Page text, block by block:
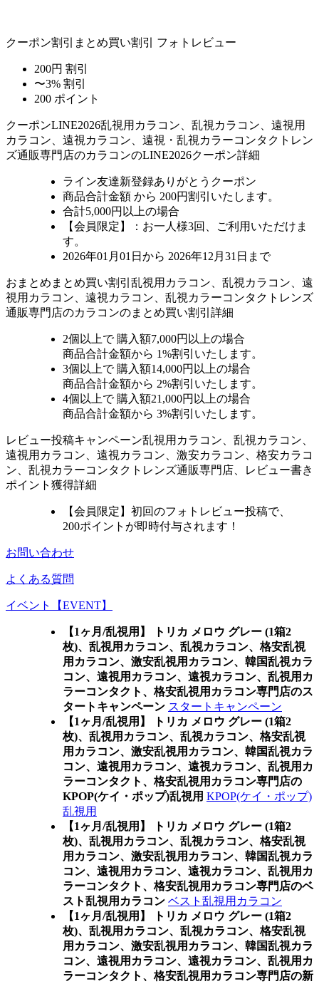
クーポン割引 まとめ買い割引 フォトレビュー
200円 割引
〜3% 割引
200 ポイント
クーポンLINE2026乱視用カラコン、乱視カラコン、遠視用
カラコン、遠視カラコン、遠視・乱視カラーコンタクトレン
ズ通販専門店のカラコンのLINE2026クーポン詳細
ライン友達新登録ありがとうクーポン
商品合計金額 から 200円割引 いたします。
合計5,000円以上の場合
【会員限定】：お一人様3回
、ご利用いただけま
す。
2026年01月01日から 2026年12月31日まで
おまとめ まとめ買い割引 乱視用カラコン、乱視カラコン、遠
視用カラコン、遠視カラコン、乱視カラーコンタクトレンズ
通販専門店のカラコンのまとめ買い割引詳細
2個 以上で 購入額7,000円以上の場合
商品合計金額から 1%割引いたします。
3個 以上で 購入額14,000円以上の場合
商品合計金額から 2%割引いたします。
4個 以上で 購入額21,000円以上の場合
商品合計金額から 3%割引いたします。
レビュー投稿キャンペーン乱視用カラコン、乱視カラコン、
遠視用カラコン、遠視カラコン、激安カラコン、格安カラコ
ン、乱視カラーコンタクトレンズ通販専門店、レビュー書き
ポイント獲得詳細
【会員限定】初回のフォトレビュー投稿で、
200ポイント が即時付与されます！
お問い合わせ
よくある質問
イベント【EVENT】
【1ヶ月/乱視用】 トリカ メロウ グレー (1箱2
枚)、乱視用カラコン、乱視カラコン、格安乱視
用カラコン、激安乱視用カラコン、韓国乱視カラ
コン、遠視用カラコン、遠視カラコン、乱視用カ
ラーコンタクト、格安乱視用カラコン専門店のス
タートキャンペーン スタートキャンペーン
【1ヶ月/乱視用】 トリカ メロウ グレー (1箱2
枚)、乱視用カラコン、乱視カラコン、格安乱視
用カラコン、激安乱視用カラコン、韓国乱視カラ
コン、遠視用カラコン、遠視カラコン、乱視用カ
ラーコンタクト、格安乱視用カラコン専門店の
KPOP(ケイ・ポップ)乱視用 KPOP(ケイ・ポップ)
乱視用
【1ヶ月/乱視用】 トリカ メロウ グレー (1箱2
枚)、乱視用カラコン、乱視カラコン、格安乱視
用カラコン、激安乱視用カラコン、韓国乱視カラ
コン、遠視用カラコン、遠視カラコン、乱視用カ
ラーコンタクト、格安乱視用カラコン専門店のベ
スト乱視用カラコン ベスト乱視用カラコン
【1ヶ月/乱視用】 トリカ メロウ グレー (1箱2
枚)、乱視用カラコン、乱視カラコン、格安乱視
用カラコン、激安乱視用カラコン、韓国乱視カラ
コン、遠視用カラコン、遠視カラコン、乱視用カ
ラーコンタクト、格安乱視用カラコン専門店の新